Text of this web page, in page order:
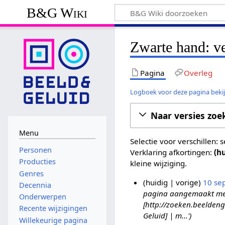
B&G Wiki
Zwarte hand:
Pagina Overleg
Logboek voor deze pagina
Naar versies
Selectie voor verschillen:
Verklaring afkortingen:
kleine wijziging.
huidig vorige 10
pagina aangemaakt
[http://
Geluid] | m...'
Menu
Personen
Producties
Genres
Decennia
Onderwerpen
Recente wijzigingen
Willekeurige pagina